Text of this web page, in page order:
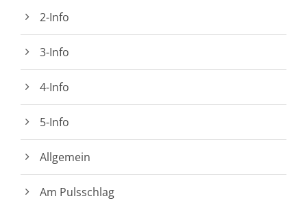
2-Info
3-Info
4-Info
5-Info
Allgemein
Am Pulsschlag